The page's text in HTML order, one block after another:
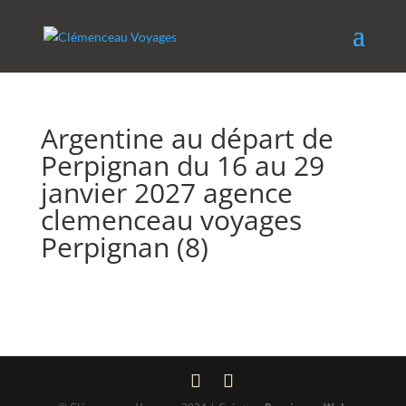
Argentine au départ de
Perpignan du 16 au 29
janvier 2027 agence
clemenceau voyages
Perpignan (8)